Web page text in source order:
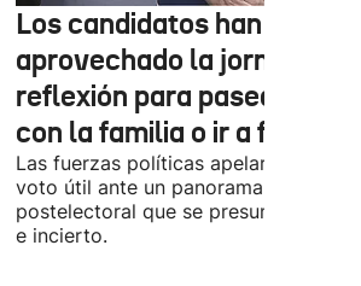
Los candidatos han
aprovechado la jornada de
reflexión para pasear,
con la familia o ir a fiestas
Las fuerzas políticas apelaron ayer al
voto útil ante un panorama
postelectoral que se presume
e incierto.